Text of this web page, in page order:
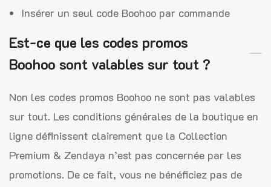
Insérer un seul code Boohoo par commande
Est-ce que les codes promos
Boohoo sont valables sur tout ?
Non les codes promos Boohoo ne sont pas valables
sur tout. Les conditions générales de la boutique en
ligne définissent clairement que la Collection
Premium & Zendaya n’est pas concernée par les
promotions. De ce fait, vous ne bénéficiez pas de